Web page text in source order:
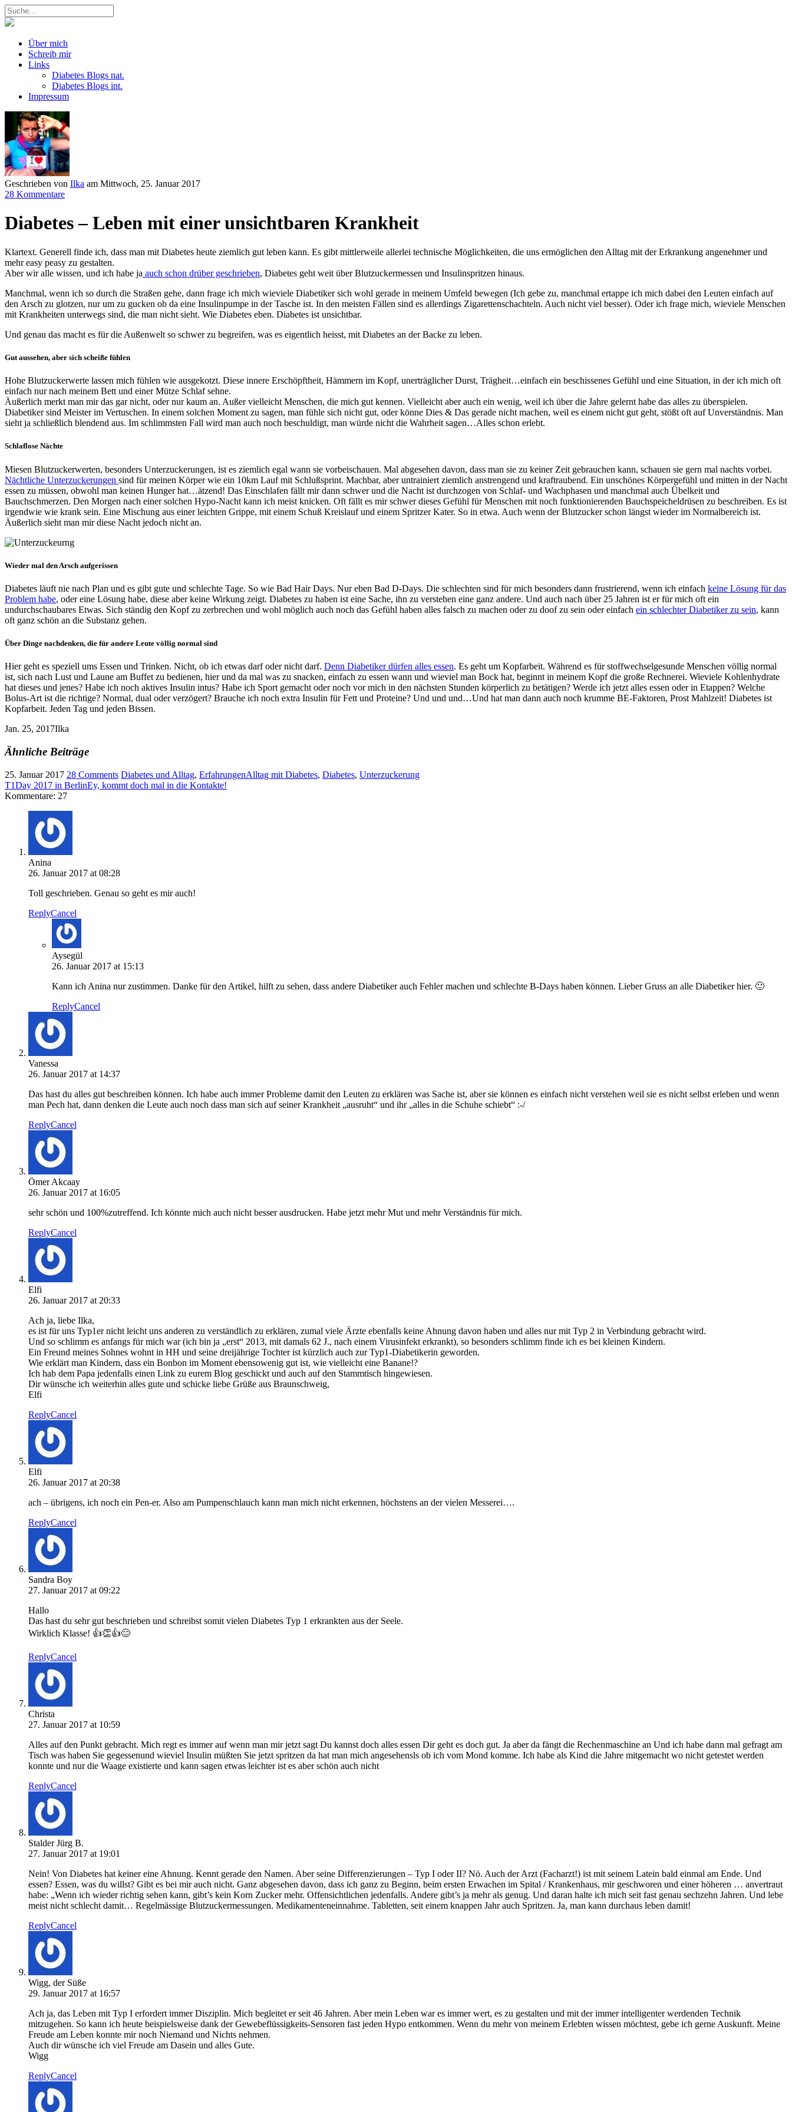
Über mich
Schreib mir
Links
Diabetes Blogs nat.
Diabetes Blogs int.
Impressum
Geschrieben von Ilka am Mittwoch, 25. Januar 2017
28 Kommentare
Diabetes – Leben mit einer unsichtbaren Krankheit
Klartext. Generell finde ich, dass man mit Diabetes heute ziemlich gut leben kann. Es gibt mittlerweile allerlei technische Möglichkeiten, die uns ermöglichen den Alltag mit der Erkrankung angenehmer und
mehr easy peasy zu gestalten.
Aber wir alle wissen, und ich habe ja auch schon drüber geschrieben, Diabetes geht weit über Blutzuckermessen und Insulinspritzen hinaus.
Manchmal, wenn ich so durch die Straßen gehe, dann frage ich mich wieviele Diabetiker sich wohl gerade in meinem Umfeld bewegen (Ich gebe zu, manchmal ertappe ich mich dabei den Leuten einfach auf
den Arsch zu glotzen, nur um zu gucken ob da eine Insulinpumpe in der Tasche ist. In den meisten Fällen sind es allerdings Zigarettenschachteln. Auch nicht viel besser). Oder ich frage mich, wieviele Menschen
mit Krankheiten unterwegs sind, die man nicht sieht. Wie Diabetes eben. Diabetes ist unsichtbar.
Und genau das macht es für die Außenwelt so schwer zu begreifen, was es eigentlich heisst, mit Diabetes an der Backe zu leben.
Gut aussehen, aber sich scheiße fühlen
Hohe Blutzuckerwerte lassen mich fühlen wie ausgekotzt. Diese innere Erschöpftheit, Hämmern im Kopf, unerträglicher Durst, Trägheit…einfach ein beschissenes Gefühl und eine Situation, in der ich mich oft
einfach nur nach meinem Bett und einer Mütze Schlaf sehne.
Äußerlich merkt man mir das gar nicht, oder nur kaum an. Außer vielleicht Menschen, die mich gut kennen. Vielleicht aber auch ein wenig, weil ich über die Jahre gelernt habe das alles zu überspielen.
Diabetiker sind Meister im Vertuschen. In einem solchen Moment zu sagen, man fühle sich nicht gut, oder könne Dies & Das gerade nicht machen, weil es einem nicht gut geht, stößt oft auf Unverständnis. Man
sieht ja schließlich blendend aus. Im schlimmsten Fall wird man auch noch beschuldigt, man würde nicht die Wahrheit sagen…Alles schon erlebt.
Schlaflose Nächte
Miesen Blutzuckerwerten, besonders Unterzuckerungen, ist es ziemlich egal wann sie vorbeischauen. Mal abgesehen davon, dass man sie zu keiner Zeit gebrauchen kann, schauen sie gern mal nachts vorbei.
Nächtliche Unterzuckerungen sind für meinen Körper wie ein 10km Lauf mit Schlußsprint. Machbar, aber untrainiert ziemlich anstrengend und kraftraubend. Ein unschönes Körpergefühl und mitten in der Nacht
essen zu müssen, obwohl man keinen Hunger hat…ätzend! Das Einschlafen fällt mir dann schwer und die Nacht ist durchzogen von Schlaf- und Wachphasen und manchmal auch Übelkeit und
Bauchschmerzen. Den Morgen nach einer solchen Hypo-Nacht kann ich meist knicken. Oft fällt es mir schwer dieses Gefühl für Menschen mit noch funktionierenden Bauchspeicheldrüsen zu beschreiben. Es ist
irgendwie wie krank sein. Eine Mischung aus einer leichten Grippe, mit einem Schuß Kreislauf und einem Spritzer Kater. So in etwa. Auch wenn der Blutzucker schon längst wieder im Normalbereich ist.
Äußerlich sieht man mir diese Nacht jedoch nicht an.
Wieder mal den Arsch aufgerissen
Diabetes läuft nie nach Plan und es gibt gute und schlechte Tage. So wie Bad Hair Days. Nur eben Bad D-Days. Die schlechten sind für mich besonders dann frustrierend, wenn ich einfach keine Lösung für das
Problem habe, oder eine Lösung habe, diese aber keine Wirkung zeigt. Diabetes zu haben ist eine Sache, ihn zu verstehen eine ganz andere. Und auch nach über 25 Jahren ist er für mich oft ein
undurchschaubares Etwas. Sich ständig den Kopf zu zerbrechen und wohl möglich auch noch das Gefühl haben alles falsch zu machen oder zu doof zu sein oder einfach ein schlechter Diabetiker zu sein, kann
oft ganz schön an die Substanz gehen.
Über Dinge nachdenken, die für andere Leute völlig normal sind
Hier geht es speziell ums Essen und Trinken. Nicht, ob ich etwas darf oder nicht darf. Denn Diabetiker dürfen alles essen. Es geht um Kopfarbeit. Während es für stoffwechselgesunde Menschen völlig normal
ist, sich nach Lust und Laune am Buffet zu bedienen, hier und da mal was zu snacken, einfach zu essen wann und wieviel man Bock hat, beginnt in meinem Kopf die große Rechnerei. Wieviele Kohlenhydrate
hat dieses und jenes? Habe ich noch aktives Insulin intus? Habe ich Sport gemacht oder noch vor mich in den nächsten Stunden körperlich zu betätigen? Werde ich jetzt alles essen oder in Etappen? Welche
Bolus-Art ist die richtige? Normal, dual oder verzögert? Brauche ich noch extra Insulin für Fett und Proteine? Und und und…Und hat man dann auch noch krumme BE-Faktoren, Prost Mahlzeit! Diabetes ist
Kopfarbeit. Jeden Tag und jeden Bissen.
Jan. 25, 2017Ilka
Ähnliche Beiträge
25. Januar 2017 28 Comments Diabetes und Alltag, ErfahrungenAlltag mit Diabetes, Diabetes, Unterzuckerung
T1Day 2017 in BerlinEy, kommt doch mal in die Kontakte!
Kommentare: 27
Anina
26. Januar 2017 at 08:28
Toll geschrieben. Genau so geht es mir auch!
ReplyCancel
Aysegül
26. Januar 2017 at 15:13
Kann ich Anina nur zustimmen. Danke für den Artikel, hilft zu sehen, dass andere Diabetiker auch Fehler machen und schlechte B-Days haben können. Lieber Gruss an alle Diabetiker hier. 🙂
ReplyCancel
Vanessa
26. Januar 2017 at 14:37
Das hast du alles gut beschreiben können. Ich habe auch immer Probleme damit den Leuten zu erklären was Sache ist, aber sie können es einfach nicht verstehen weil sie es nicht selbst erleben und wenn
man Pech hat, dann denken die Leute auch noch dass man sich auf seiner Krankheit „ausruht“ und ihr „alles in die Schuhe schiebt“ :-/
ReplyCancel
Ömer Akcaay
26. Januar 2017 at 16:05
sehr schön und 100%zutreffend. Ich könnte mich auch nicht besser ausdrucken. Habe jetzt mehr Mut und mehr Verständnis für mich.
ReplyCancel
Elfi
26. Januar 2017 at 20:33
Ach ja, liebe Ilka,
es ist für uns Typ1er nicht leicht uns anderen zu verständlich zu erklären, zumal viele Ärzte ebenfalls keine Ahnung davon haben und alles nur mit Typ 2 in Verbindung gebracht wird.
Und so schlimm es anfangs für mich war (ich bin ja „erst“ 2013, mit damals 62 J., nach einem Virusinfekt erkrankt), so besonders schlimm finde ich es bei kleinen Kindern.
Ein Freund meines Sohnes wohnt in HH und seine dreijährige Tochter ist kürzlich auch zur Typ1-Diabetikerin geworden.
Wie erklärt man Kindern, dass ein Bonbon im Moment ebensowenig gut ist, wie vielleicht eine Banane!?
Ich hab dem Papa jedenfalls einen Link zu eurem Blog geschickt und auch auf den Stammtisch hingewiesen.
Dir wünsche ich weiterhin alles gute und schicke liebe Grüße aus Braunschweig,
Elfi
ReplyCancel
Elfi
26. Januar 2017 at 20:38
ach – übrigens, ich noch ein Pen-er. Also am Pumpenschlauch kann man mich nicht erkennen, höchstens an der vielen Messerei….
ReplyCancel
Sandra Boy
27. Januar 2017 at 09:22
Hallo
Das hast du sehr gut beschrieben und schreibst somit vielen Diabetes Typ 1 erkrankten aus der Seele.
Wirklich Klasse! 👍👏👍😊
ReplyCancel
Christa
27. Januar 2017 at 10:59
Alles auf den Punkt gebracht. Mich regt es immer auf wenn man mir jetzt sagt Du kannst doch alles essen Dir geht es doch gut. Ja aber da fängt die Rechenmaschine an Und ich habe dann mal gefragt am
Tisch was haben Sie gegessenund wieviel Insulin müßten Sie jetzt spritzen da hat man mich angesehensls ob ich vom Mond komme. Ich habe als Kind die Jahre mitgemacht wo nicht getestet werden
konnte und nur die Waage existierte und kann sagen etwas leichter ist es aber schön auch nicht
ReplyCancel
Stalder Jürg B.
27. Januar 2017 at 19:01
Nein! Von Diabetes hat keiner eine Ahnung. Kennt gerade den Namen. Aber seine Differenzierungen – Typ I oder II? Nö. Auch der Arzt (Facharzt!) ist mit seinem Latein bald einmal am Ende. Und
essen? Essen, was du willst? Gibt es bei mir auch nicht. Ganz abgesehen davon, dass ich ganz zu Beginn, beim ersten Erwachen im Spital / Krankenhaus, mir geschworen und einer höheren … anvertraut
habe: „Wenn ich wieder richtig sehen kann, gibt’s kein Korn Zucker mehr. Offensichtlichen jedenfalls. Andere gibt’s ja mehr als genug. Und daran halte ich mich seit fast genau sechzehn Jahren. Und lebe
meist nicht schlecht damit… Regelmässige Blutzuckermessungen. Medikamenteneinnahme. Tabletten, seit einem knappen Jahr auch Spritzen. Ja, man kann durchaus leben damit!
ReplyCancel
Wigg, der Süße
29. Januar 2017 at 16:57
Ach ja, das Leben mit Typ I erfordert immer Disziplin. Mich begleitet er seit 46 Jahren. Aber mein Leben war es immer wert, es zu gestalten und mit der immer intelligenter werdenden Technik
mitzugehen. So kann ich heute beispielsweise dank der Gewebeflüssigkeits-Sensoren fast jeden Hypo entkommen. Wenn du mehr von meinem Erlebten wissen möchtest, gebe ich gerne Auskunft. Meine
Freude am Leben konnte mir noch Niemand und Nichts nehmen.
Auch dir wünsche ich viel Freude am Dasein und alles Gute.
Wigg
ReplyCancel